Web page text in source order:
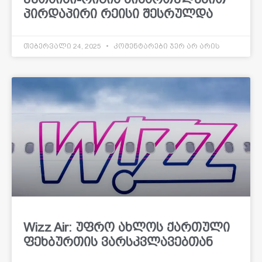
პირდაპირი რეისი შესრულდა
თებერვალი 24, 2025 კომენტარები ჯერ არ არის
Wizz Air: უფრო ახლოს ქართული
ფეხბურთის ვარსკვლავებთან